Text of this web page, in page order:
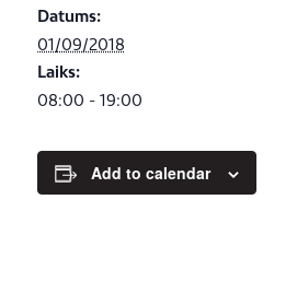
Datums:
01/09/2018
Laiks:
08:00 - 19:00
Add to calendar